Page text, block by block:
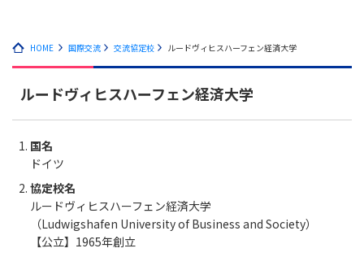
HOME 国際交流 交流協定校 ルードヴィヒスハーフェン経済大学
ルードヴィヒスハーフェン経済大学
国名
ドイツ
協定校名
ルードヴィヒスハーフェン経済大学
（Ludwigshafen University of Business and Society）
【公立】1965年創立